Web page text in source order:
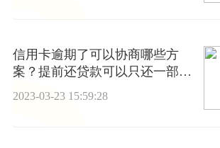
信用卡逾期了可以协商哪些方
案？提前还贷款可以只还一部分
吗？ 全球新要闻
2023-03-23 15:59:28